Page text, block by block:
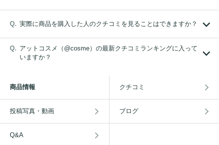
実際に商品を購入した人のクチコミを見ることはできますか？
アットコスメ（@cosme）の最新クチコミランキングに入って
いますか？
商品情報 クチコミ
投稿写真・動画 ブログ
Q&A